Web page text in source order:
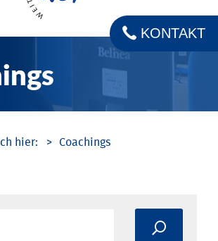
KONTAKT
Coachings